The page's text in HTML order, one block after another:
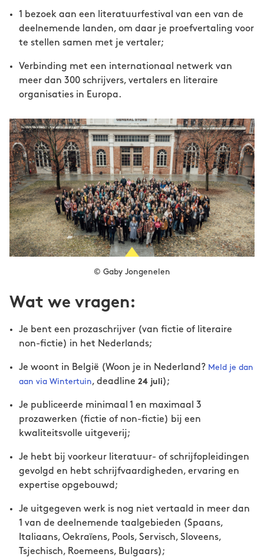
1 bezoek aan een literatuurfestival van een van de
deelnemende landen, om daar je proefvertaling voor
te stellen samen met je vertaler;
Verbinding met een internationaal netwerk van
meer dan 300 schrijvers, vertalers en literaire
organisaties in Europa.
© Gaby Jongenelen
Wat we vragen:
Je bent een prozaschrijver (van fictie of literaire
non-fictie) in het Nederlands;
Je woont in België (Woon je in Nederland? Meld je dan
aan via Wintertuin, deadline 24 juli);
Je publiceerde minimaal 1 en maximaal 3
prozawerken (fictie of non-fictie) bij een
kwaliteitsvolle uitgeverij;
Je hebt bij voorkeur literatuur- of schrijfopleidingen
gevolgd en hebt schrijfvaardigheden, ervaring en
expertise opgebouwd;
Je uitgegeven werk is nog niet vertaald in meer dan
1 van de deelnemende taalgebieden (Spaans,
Italiaans, Oekraïens, Pools, Servisch, Sloveens,
Tsjechisch, Roemeens, Bulgaars);